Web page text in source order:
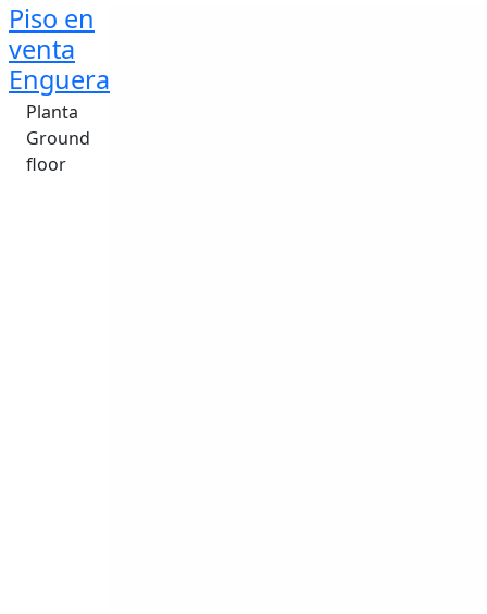
Piso en
venta
Enguera
Planta
Ground
floor